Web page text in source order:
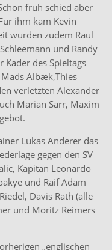
früh schied aber
ihm kam Kevin
wurden zudem Raul
und Randy
Kader des Spieltags
Albæk,Thies
verletzten Alexander
Marian Sarr, Maxim
Lukas Anderer das
gegen den SV
Kapitän Leonardo
und Raif Adam
Davis Rath (alle
und Moritz Reimers
„englischen